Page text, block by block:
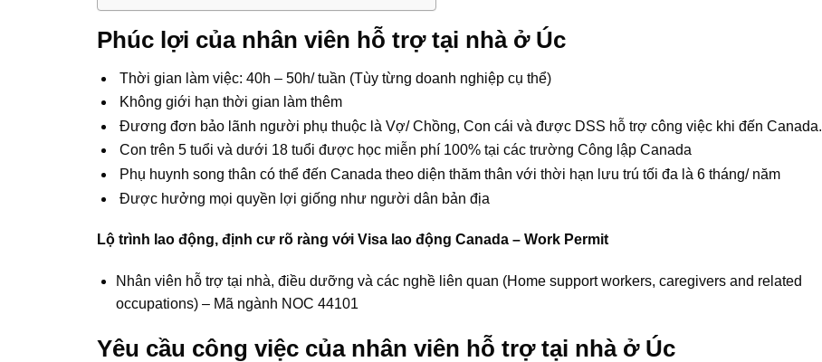
Phúc lợi của nhân viên hỗ trợ tại nhà ở Úc
Thời gian làm việc: 40h – 50h/ tuần (Tùy từng doanh nghiệp cụ thể)
Không giới hạn thời gian làm thêm
Đương đơn bảo lãnh người phụ thuộc là Vợ/ Chồng, Con cái và được DSS hỗ trợ công việc khi đến Canada.
Con trên 5 tuổi và dưới 18 tuổi được học miễn phí 100% tại các trường Công lập Canada
Phụ huynh song thân có thể đến Canada theo diện thăm thân với thời hạn lưu trú tối đa là 6 tháng/ năm
Được hưởng mọi quyền lợi giống như người dân bản địa
Lộ trình lao động, định cư rõ ràng với Visa lao động Canada – Work Permit
Nhân viên hỗ trợ tại nhà, điều dưỡng và các nghề liên quan (Home support workers, caregivers and related
occupations) – Mã ngành NOC 44101
Yêu cầu công việc của nhân viên hỗ trợ tại nhà ở Úc